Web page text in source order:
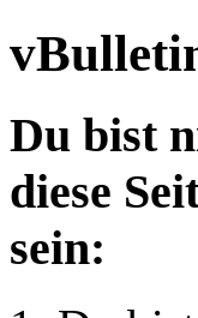
Du bist
diese
sein: